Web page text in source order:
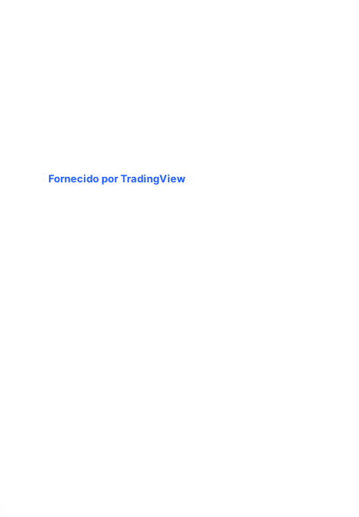
Fornecido por TradingView